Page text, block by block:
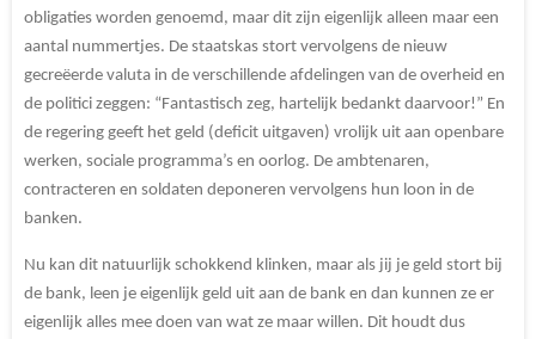
obligaties worden genoemd, maar dit zijn eigenlijk alleen maar een
aantal nummertjes. De staatskas stort vervolgens de nieuw
gecreëerde valuta in de verschillende afdelingen van de overheid en
de politici zeggen: “Fantastisch zeg, hartelijk bedankt daarvoor!” En
de regering geeft het geld (deficit uitgaven) vrolijk uit aan openbare
werken, sociale programma’s en oorlog. De ambtenaren,
contracteren en soldaten deponeren vervolgens hun loon in de
banken.
Nu kan dit natuurlijk schokkend klinken, maar als jij je geld stort bij
de bank, leen je eigenlijk geld uit aan de bank en dan kunnen ze er
eigenlijk alles mee doen van wat ze maar willen. Dit houdt dus